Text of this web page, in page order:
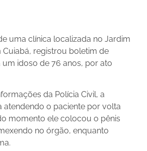
uma clínica localizada no Jardim
Cuiabá, registrou boletim de
idoso de 76 anos, por ato
da Polícia Civil, a
atendendo o paciente por volta
momento ele colocou o pênis
no órgão, enquanto